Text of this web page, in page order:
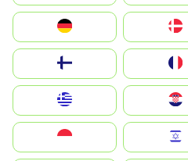
Deutschland
United Kingdom
Magyarország